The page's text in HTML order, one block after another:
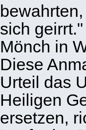
sich
Mönch in
Diese
Urteil das
Heiligen
ersetzen,